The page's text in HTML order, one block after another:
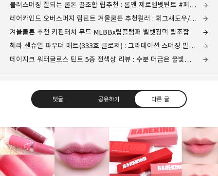
블러스머징 잘되는 쿨톤 꿀조합 립추천 : 롬앤 제로벨벳틴트 #페탈태슬 #빌런베스트
레어카인드 오버스머지 립틴트 겨울쿨톤 추천컬러 : 휘그섀도우/레드스코어/블러디레드
겨울쿨톤 추천 키핀터치 무드 MLBBx립플럼퍼 벨벳광택 립조합
헤라 센슈얼 파우더 매트(333호 클로저) : 그라데이션 스머징 발색이 예쁜 레드립틴트
데이지크 워터글로스 틴트 5종 전색상 리뷰 : 수분 머금은 물빛광택 틴트
댓글 공유하기 다른 글
그녀는 예뻤다
몸도 마음도 모두 예뻐지기 위한 그녀의 영혼을 갈아만든